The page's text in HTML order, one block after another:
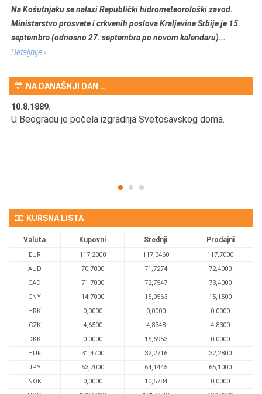
Na Košutnjaku se nalazi Republički hidrometeorološki zavod.
Ministarstvo prosvete i crkvenih poslova Kraljevine Srbije je 15.
septembra (odnosno 27. septembra po novom kalendaru)...
Detaljnije ›
NA DANAŠNJI DAN …
10.8.1889.
U Beogradu je počela izgradnja Svetosavskog doma.
KURSNA LISTA
Valuta Kupovni Srednji Prodajni
EUR 117,2000 117,3460
117,7000
AUD
70,7000 71,7274
72,4000
CAD
71,7000 72,7547
73,4000
CNY
14,7000 15,0563
15,1500
HRK
0,0000 0,0000
0,0000
CZK
4,6500 4,8348
4,8300
DKK
0.0000 15,6953
0,0000
HUF
31,4700 32,2716
32,2800
JPY
63,7000 64,1445
65,1000
NOK
0,0000 10,6784
0,0000